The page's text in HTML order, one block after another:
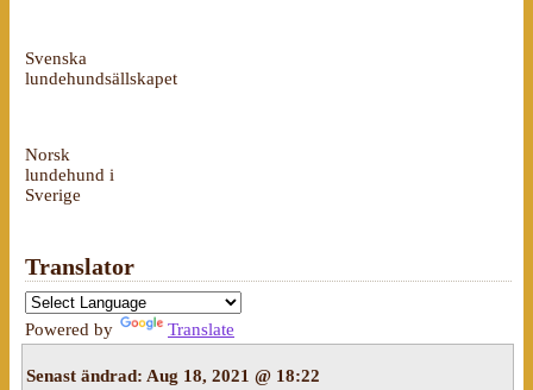
Svenska
lundehundsällskapet
Norsk
lundehund i
Sverige
Translator
Powered by Translate
Senast ändrad: Aug 18, 2021 @ 18:22